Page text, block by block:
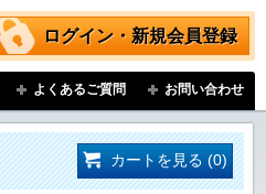
ログイン・新規会員登録
よくあるご質問 お問い合わせ
カートを見る (0)